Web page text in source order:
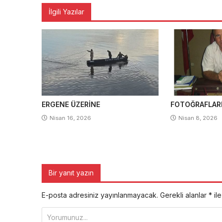
İlgili Yazılar
ERGENE ÜZERİNE
Nisan 16, 2026 Nisan 8, 2026
Bir yanıt yazın
E-posta adresiniz yayınlanmayacak. Gerekli alanlar *